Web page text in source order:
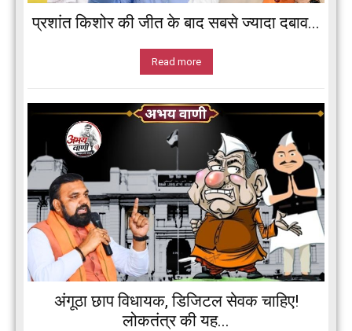
प्रशांत किशोर की जीत के बाद सबसे ज्यादा दबाव...
Read more
अंगूठा छाप विधायक, डिजिटल सेवक चाहिए!
लोकतंत्र की यह...